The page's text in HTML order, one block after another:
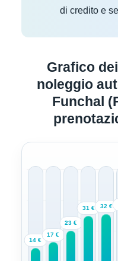
di credito e
Grafico
noleggio
Funchal
14 €
17 €
23 €
31 € 32 €